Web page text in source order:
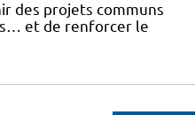
des projets communs
et de renforcer le